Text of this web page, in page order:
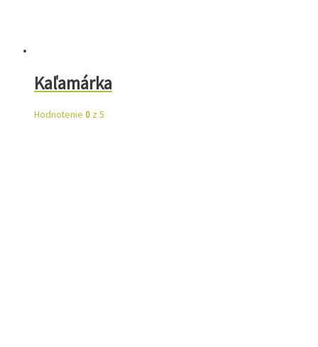
Kaľamárka
Hodnotenie 0 z 5